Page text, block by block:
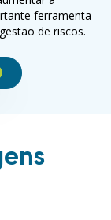
ferramenta
de riscos.